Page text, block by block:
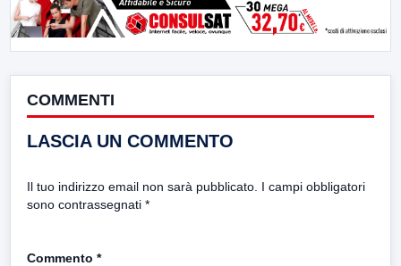
COMMENTI
LASCIA UN COMMENTO
Il tuo indirizzo email non sarà pubblicato. I campi obbligatori
sono contrassegnati *
Commento *